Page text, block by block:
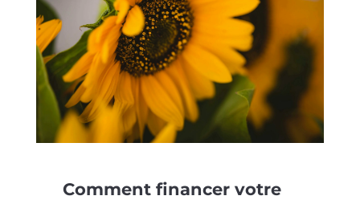
Comment financer votre